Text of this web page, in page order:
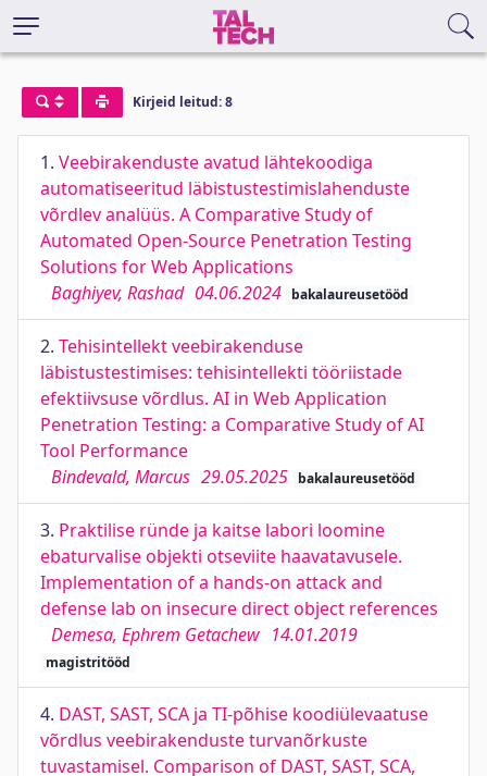
Kirjeid leitud: 8
1. Veebirakenduste avatud lähtekoodiga
automatiseeritud läbistustestimislahenduste
võrdlev analüüs. A Comparative Study of
Automated Open-Source Penetration Testing
Solutions for Web Applications
Baghiyev, Rashad 04.06.2024 bakalaureusetööd
2. Tehisintellekt veebirakenduse
läbistustestimises: tehisintellekti tööriistade
efektiivsuse võrdlus. AI in Web Application
Penetration Testing: a Comparative Study of AI
Tool Performance
Bindevald, Marcus 29.05.2025 bakalaureusetööd
3. Praktilise ründe ja kaitse labori loomine
ebaturvalise objekti otseviite haavatavusele.
Implementation of a hands-on attack and
defense lab on insecure direct object references
Demesa, Ephrem Getachew 14.01.2019
magistritööd
4. DAST, SAST, SCA ja TI-põhise koodiülevaatuse
võrdlus veebirakenduste turvanõrkuste
tuvastamisel. Comparison of DAST, SAST, SCA,